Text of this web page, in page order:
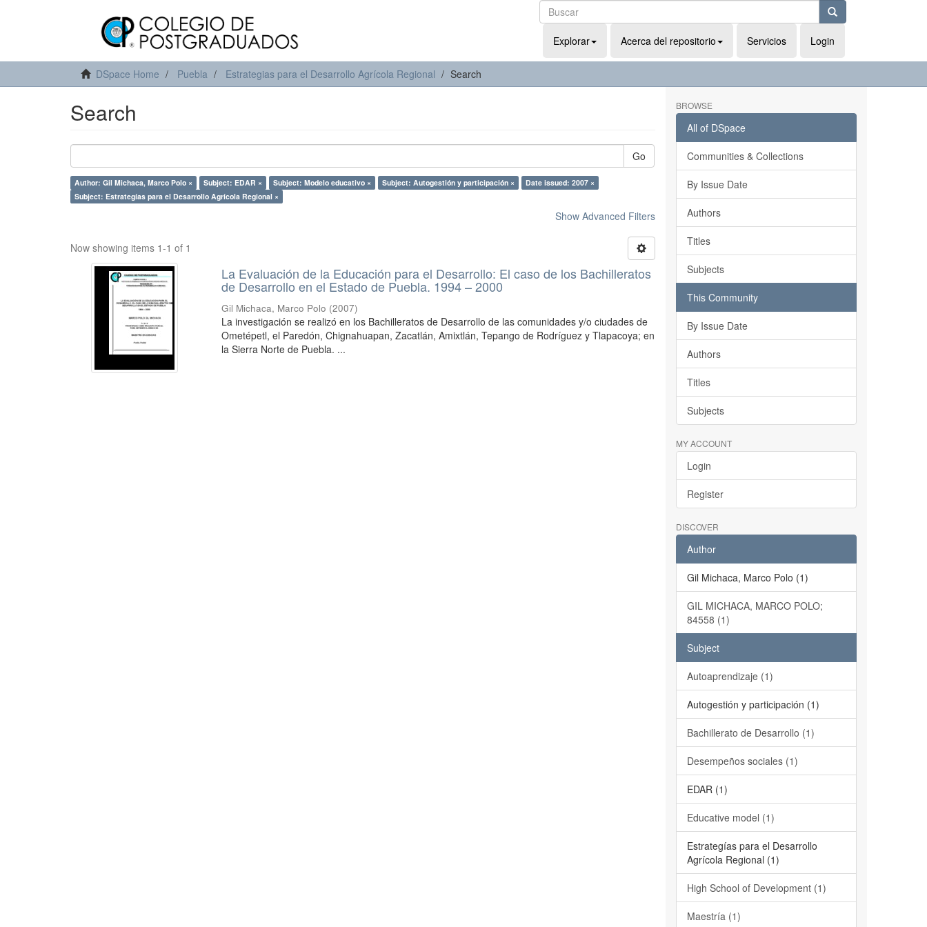
Explorar Acerca del repositorio Servicios Login
DSpace Home Puebla Estrategias para el Desarrollo Agrícola Regional Search
Search
Go
Author: Gil Michaca, Marco Polo × Subject: EDAR × Subject: Modelo educativo × Subject: Autogestión y participación ×
Date issued: 2007 ×
Subject: Estrategías para el Desarrollo Agrícola Regional ×
Show Advanced Filters
Now showing items 1-1 of 1
La Evaluación de la Educación para el Desarrollo: El caso de los Bachilleratos
de Desarrollo en el Estado de Puebla. 1994 – 2000
Gil Michaca, Marco Polo (2007)
La investigación se realizó en los Bachilleratos de Desarrollo de las comunidades y/o ciudades de
Ometépetl, el Paredón, Chignahuapan, Zacatlán, Amixtlán, Tepango de Rodríguez y Tlapacoya; en
la Sierra Norte de Puebla. ...
BROWSE
All of DSpace
Communities & Collections
By Issue Date
Authors
Titles
Subjects
This Community
By Issue Date
Authors
Titles
Subjects
MY ACCOUNT
Login
Register
DISCOVER
Author
Gil Michaca, Marco Polo (1)
GIL MICHACA, MARCO POLO;
84558 (1)
Subject
Autoaprendizaje (1)
Autogestión y participación (1)
Bachillerato de Desarrollo (1)
Desempeños sociales (1)
EDAR (1)
Educative model (1)
Estrategías para el Desarrollo
Agrícola Regional (1)
High School of Development (1)
Maestría (1)